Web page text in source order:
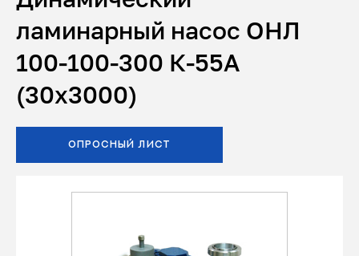
ламинарный насос ОНЛ
100-100-300 К-55А
(30x3000)
ОПРОСНЫЙ ЛИСТ